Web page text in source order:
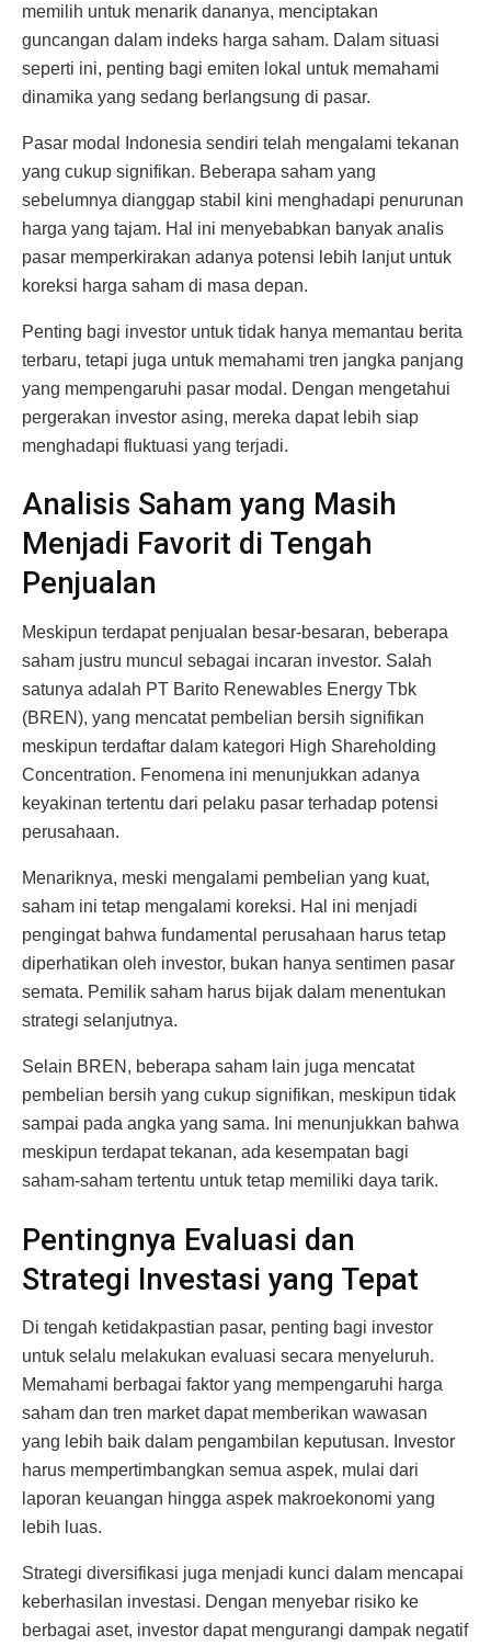
memilih untuk menarik dananya, menciptakan
guncangan dalam indeks harga saham. Dalam situasi
seperti ini, penting bagi emiten lokal untuk memahami
dinamika yang sedang berlangsung di pasar.
Pasar modal Indonesia sendiri telah mengalami tekanan
yang cukup signifikan. Beberapa saham yang
sebelumnya dianggap stabil kini menghadapi penurunan
harga yang tajam. Hal ini menyebabkan banyak analis
pasar memperkirakan adanya potensi lebih lanjut untuk
koreksi harga saham di masa depan.
Penting bagi investor untuk tidak hanya memantau berita
terbaru, tetapi juga untuk memahami tren jangka panjang
yang mempengaruhi pasar modal. Dengan mengetahui
pergerakan investor asing, mereka dapat lebih siap
menghadapi fluktuasi yang terjadi.
Analisis Saham yang Masih
Menjadi Favorit di Tengah
Penjualan
Meskipun terdapat penjualan besar-besaran, beberapa
saham justru muncul sebagai incaran investor. Salah
satunya adalah PT Barito Renewables Energy Tbk
(BREN), yang mencatat pembelian bersih signifikan
meskipun terdaftar dalam kategori High Shareholding
Concentration. Fenomena ini menunjukkan adanya
keyakinan tertentu dari pelaku pasar terhadap potensi
perusahaan.
Menariknya, meski mengalami pembelian yang kuat,
saham ini tetap mengalami koreksi. Hal ini menjadi
pengingat bahwa fundamental perusahaan harus tetap
diperhatikan oleh investor, bukan hanya sentimen pasar
semata. Pemilik saham harus bijak dalam menentukan
strategi selanjutnya.
Selain BREN, beberapa saham lain juga mencatat
pembelian bersih yang cukup signifikan, meskipun tidak
sampai pada angka yang sama. Ini menunjukkan bahwa
meskipun terdapat tekanan, ada kesempatan bagi
saham-saham tertentu untuk tetap memiliki daya tarik.
Pentingnya Evaluasi dan
Strategi Investasi yang Tepat
Di tengah ketidakpastian pasar, penting bagi investor
untuk selalu melakukan evaluasi secara menyeluruh.
Memahami berbagai faktor yang mempengaruhi harga
saham dan tren market dapat memberikan wawasan
yang lebih baik dalam pengambilan keputusan. Investor
harus mempertimbangkan semua aspek, mulai dari
laporan keuangan hingga aspek makroekonomi yang
lebih luas.
Strategi diversifikasi juga menjadi kunci dalam mencapai
keberhasilan investasi. Dengan menyebar risiko ke
berbagai aset, investor dapat mengurangi dampak negatif